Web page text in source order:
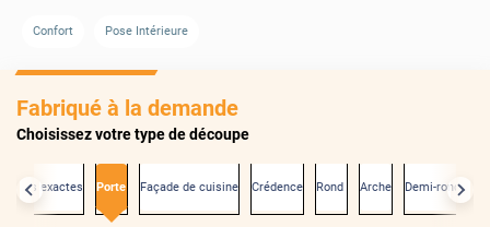
Confort Pose Intérieure
Fabriqué à la demande
Choisissez votre type de découpe
exactes Porte Façade de cuisine Crédence Rond Arche Demi-rond